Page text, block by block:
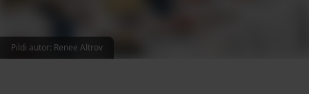
Pildi autor: Renee Altrov